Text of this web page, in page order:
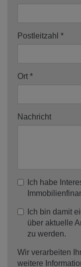
Postleitzahl
Ort
Nachricht
Ich habe
Ich bin damit
über aktuelle
zu werden.
Wir verarbeiten
weitere